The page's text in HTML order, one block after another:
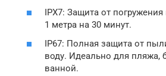
IPX7: Защита от
1 метра на 30 минут.
IP67: Полная защита от
воду. Идеально для пляжа,
ванной.